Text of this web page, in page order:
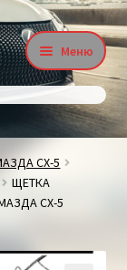
Меню
СХ-5
ЩЕТКА
СХ-5